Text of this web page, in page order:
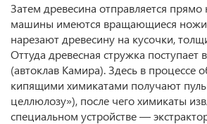
Затем древесина отправляется прямо
машины имеются вращающиеся
нарезают древесину на кусочки,
Оттуда древесная стружка поступает
(автоклав Камира). Здесь в процессе
кипящими химикатами получают
целлюлозу»), после чего химикаты
специальном устройстве —